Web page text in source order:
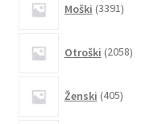
Moški 3391izdelkov
Otroški 2058
Ženski 405izdelkov